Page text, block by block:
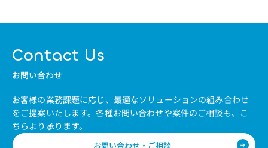
Contact Us
お問い合わせ
お客様の業務課題に応じ、最適なソリューションの組み合わせ
をご提案いたします。各種お問い合わせや案件のご相談も、こ
ちらより承ります。
お問い合わせ・ご相談